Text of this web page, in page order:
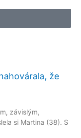
že
závislým,
si Martina (38). S